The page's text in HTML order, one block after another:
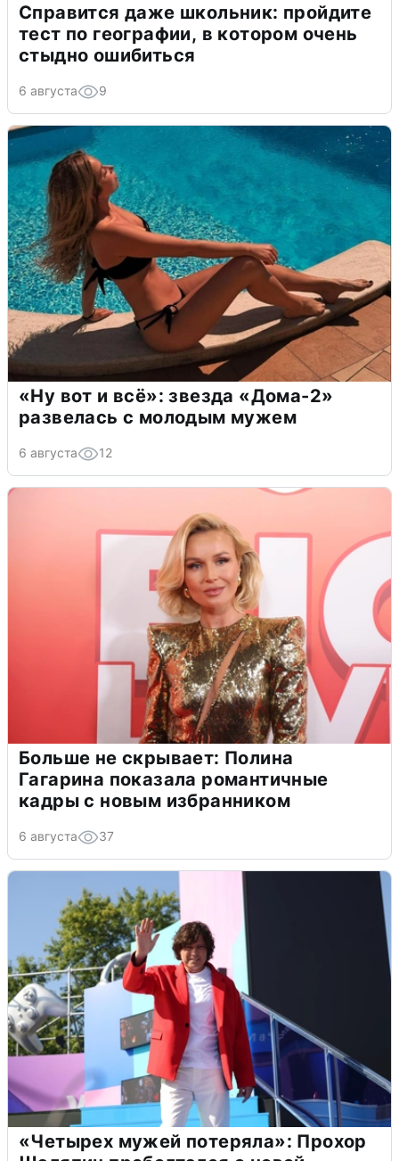
Справится даже школьник: пройдите
тест по географии, в котором очень
стыдно ошибиться
6 августа 9
«Ну вот и всё»: звезда «Дома-2»
развелась с молодым мужем
6 августа 12
Больше не скрывает: Полина
Гагарина показала романтичные
кадры с новым избранником
6 августа 37
«Четырех мужей потеряла»: Прохор